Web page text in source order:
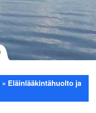
Eläinlääkintähuolto ja